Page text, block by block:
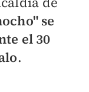
se
el 30
.